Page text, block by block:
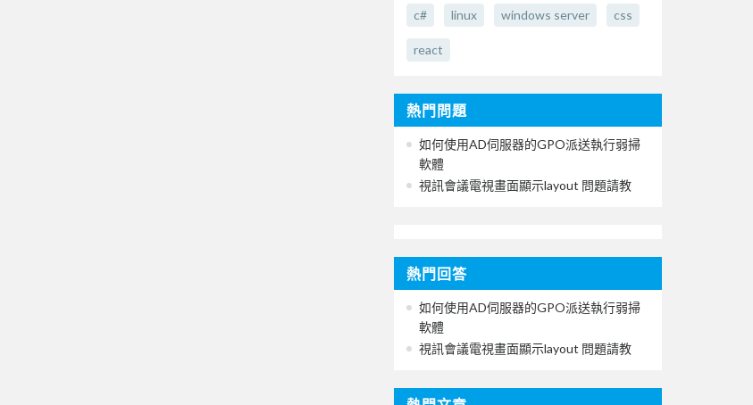
c# linux windows server css
react
熱門問題
如何使用AD伺服器的GPO派送執行弱掃
軟體
視訊會議電視畫面顯示layout 問題請教
熱門回答
如何使用AD伺服器的GPO派送執行弱掃
軟體
視訊會議電視畫面顯示layout 問題請教